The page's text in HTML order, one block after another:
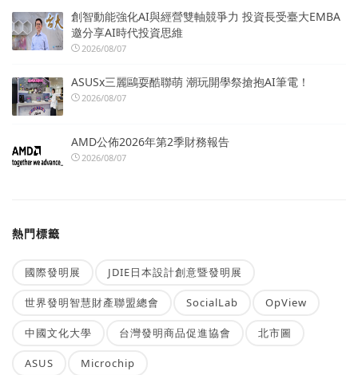
創智動能強化AI與經營雙軸競爭力 投資長受臺大EMBA
邀分享AI時代投資思維
2026/08/07
ASUSx三麗鷗耍酷聯萌 潮玩開學祭搶抱AI筆電！
2026/08/07
AMD公佈2026年第2季財務報告
2026/08/07
熱門標籤
國際發明展 JDIE日本設計創意暨發明展
世界發明智慧財產聯盟總會 SocialLab OpView
中國文化大學 台灣發明商品促進協會 北市圖
ASUS Microchip